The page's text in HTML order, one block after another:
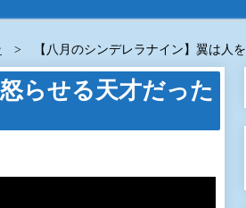
【八月のシンデレラナイン】翼は人
らせる天才だった